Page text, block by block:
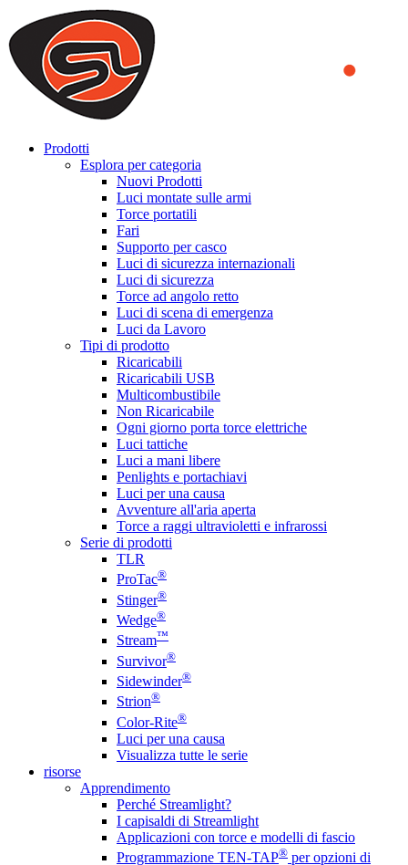
We use cookies to ensure that we provide you the best experience
on our website. By continuing to browse this website, you accept
that cookies are used to help us analyze how the website is used and
to offer you a better experience. To learn more or to find out how
you can disable cookies, you can access our
Prodotti
Esplora per categoria
Nuovi Prodotti
Luci montate sulle armi
Torce portatili
Fari
Supporto per casco
Luci di sicurezza internazionali
Luci di sicurezza
Torce ad angolo retto
Luci di scena di emergenza
Luci da Lavoro
Tipi di prodotto
Ricaricabili
Ricaricabili USB
Multicombustibile
Non Ricaricabile
Ogni giorno porta torce elettriche
Luci tattiche
Luci a mani libere
Penlights e portachiavi
Luci per una causa
Avventure all'aria aperta
Torce a raggi ultravioletti e infrarossi
Serie di prodotti
TLR
ProTac®
Stinger®
Wedge®
Stream™
Survivor®
Sidewinder®
Strion®
Color-Rite®
Luci per una causa
Visualizza tutte le serie
risorse
Apprendimento
Perché Streamlight?
I capisaldi di Streamlight
Applicazioni con torce e modelli di fascio
Programmazione TEN-TAP® per opzioni di